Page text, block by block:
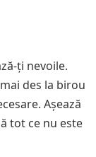
ți nevoile.
des la birou
Așează
tot ce nu este